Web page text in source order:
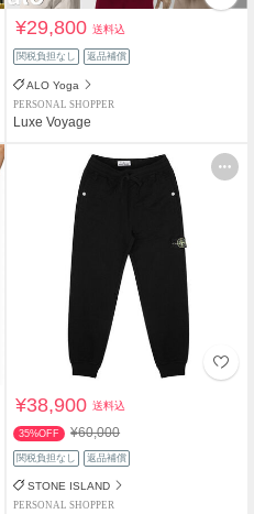
¥29,800送料込
関税負担なし 返品補償
ALO Yoga
PERSONAL SHOPPER
Luxe Voyage
¥38,900送料込
35%OFF ¥60,000
関税負担なし 返品補償
STONE ISLAND
PERSONAL SHOPPER